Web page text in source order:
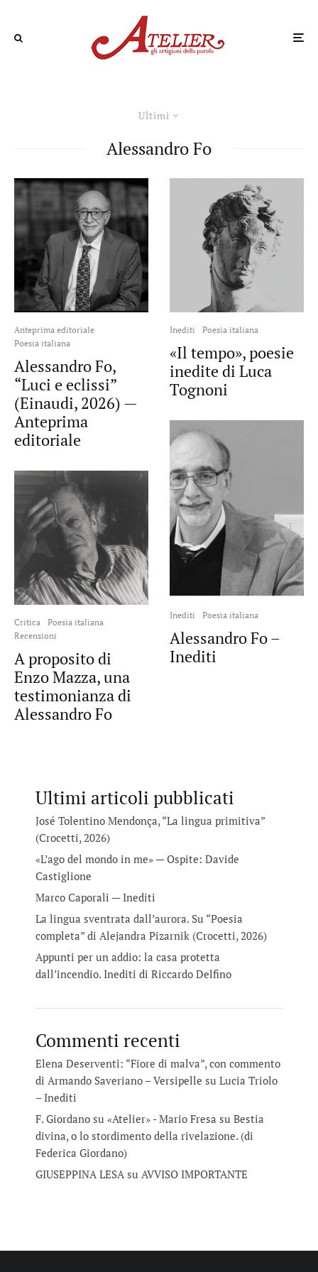
Ultimi
Alessandro Fo
Anteprima editoriale
Poesia italiana
Alessandro Fo,
“Luci e eclissi”
(Einaudi, 2026) —
Anteprima
editoriale
Critica
Poesia italiana
Recensioni
A proposito di
Enzo Mazza, una
testimonianza di
Alessandro Fo
Inediti Poesia italiana
«Il tempo», poesie
inedite di Luca
Tognoni
Inediti Poesia italiana
Alessandro Fo –
Inediti
Ultimi articoli pubblicati
José Tolentino Mendonça, “La lingua primitiva”
(Crocetti, 2026)
«L’ago del mondo in me» — Ospite: Davide
Castiglione
Marco Caporali — Inediti
La lingua sventrata dall’aurora. Su “Poesia
completa” di Alejandra Pizarnik (Crocetti, 2026)
Appunti per un addio: la casa protetta
dall’incendio. Inediti di Riccardo Delfino
Commenti recenti
Elena Deserventi: “Fiore di malva”, con commento
di Armando Saveriano – Versipelle su Lucia Triolo
– Inediti
F. Giordano su «Atelier» - Mario Fresa su Bestia
divina, o lo stordimento della rivelazione. (di
Federica Giordano)
GIUSEPPINA LESAsu AVVISO IMPORTANTE